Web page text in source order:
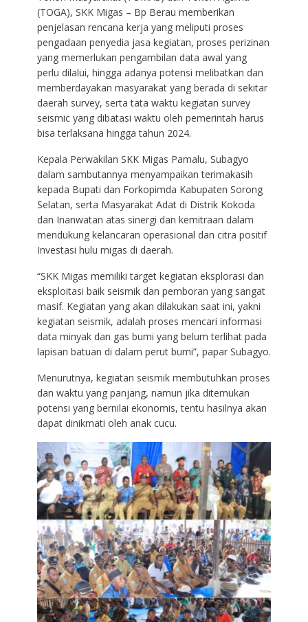
(TOGA), SKK Migas – Bp Berau memberikan
penjelasan rencana kerja yang meliputi proses
pengadaan penyedia jasa kegiatan, proses perizinan
yang memerlukan pengambilan data awal yang
perlu dilalui, hingga adanya potensi melibatkan dan
memberdayakan masyarakat yang berada di sekitar
daerah survey, serta tata waktu kegiatan survey
seismic yang dibatasi waktu oleh pemerintah harus
bisa terlaksana hingga tahun 2024.
Kepala Perwakilan SKK Migas Pamalu, Subagyo
dalam sambutannya menyampaikan terimakasih
kepada Bupati dan Forkopimda Kabupaten Sorong
Selatan, serta Masyarakat Adat di Distrik Kokoda
dan Inanwatan atas sinergi dan kemitraan dalam
mendukung kelancaran operasional dan citra positif
Investasi hulu migas di daerah.
“SKK Migas memiliki target kegiatan eksplorasi dan
eksploitasi baik seismik dan pemboran yang sangat
masif. Kegiatan yang akan dilakukan saat ini, yakni
kegiatan seismik, adalah proses mencari informasi
data minyak dan gas bumi yang belum terlihat pada
lapisan batuan di dalam perut bumi”, papar Subagyo.
Menurutnya, kegiatan seismik membutuhkan proses
dan waktu yang panjang, namun jika ditemukan
potensi yang bernilai ekonomis, tentu hasilnya akan
dapat dinikmati oleh anak cucu.